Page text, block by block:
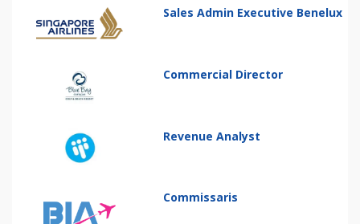
Sales Admin Executive Benelux
Commercial Director
Revenue Analyst
Commissaris